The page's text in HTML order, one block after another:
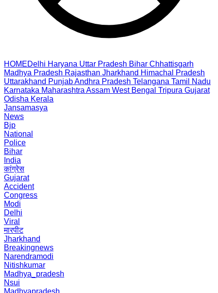
HOMEDelhi Haryana Uttar Pradesh Bihar Chhattisgarh
Madhya Pradesh Rajasthan Jharkhand Himachal Pradesh
Uttarakhand PunjabAndhra Pradesh Telangana Tamil Nadu
Karnataka Maharashtra Assam West Bengal Tripura Gujarat
Odisha Kerala
Jansamasya
News
Bjp
National
Police
Bihar
India
कांग्रेस
Gujarat
Accident
Congress
Modi
Delhi
Viral
मारपीट
Jharkhand
Breakingnews
Narendramodi
Nitishkumar
Madhya_pradesh
Nsui
Madhyapradesh